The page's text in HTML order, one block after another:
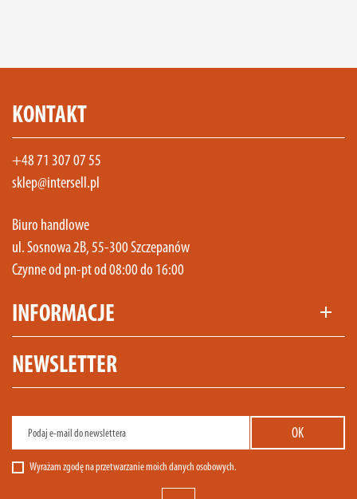
KONTAKT
+48 71 307 07 55
sklep@intersell.pl
Biuro handlowe
ul. Sosnowa 2B, 55-300 Szczepanów
Czynne od pn-pt od 08:00 do 16:00
INFORMACJE add
NEWSLETTER
Wyrażam zgodę na przetwarzanie moich danych osobowych.